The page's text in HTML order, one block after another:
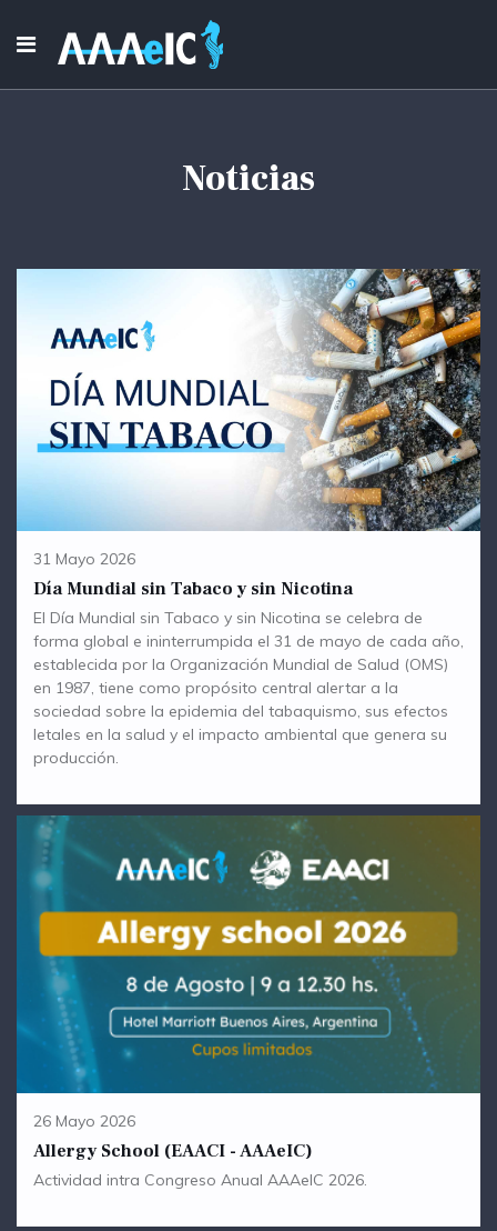
Noticias
31 Mayo 2026
Día Mundial sin Tabaco y sin Nicotina
El Día Mundial sin Tabaco y sin Nicotina se celebra de
forma global e ininterrumpida el 31 de mayo de cada año,
establecida por la Organización Mundial de Salud (OMS)
en 1987, tiene como propósito central alertar a la
sociedad sobre la epidemia del tabaquismo, sus efectos
letales en la salud y el impacto ambiental que genera su
producción.
26 Mayo 2026
Allergy School (EAACI - AAAeIC)
Actividad intra Congreso Anual AAAeIC 2026.